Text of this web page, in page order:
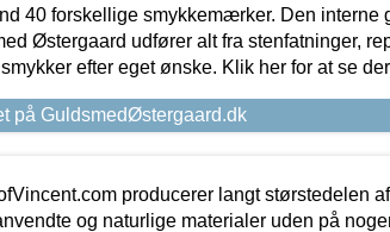
40 forskellige smykkemærker. Den interne
Østergaard udfører alt fra stenfatninger,
efter eget ønske. Klik her for at se
på GuldsmedØstergaard.dk
producerer langt størstedelen
og naturlige materialer uden på